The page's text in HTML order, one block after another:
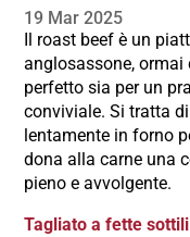
19 Mar 2025
Il roast beef è un
anglosassone,
perfetto sia per un
conviviale. Si tratta
lentamente in forno
dona alla carne una
pieno e avvolgente.
Tagliato a fette sottili